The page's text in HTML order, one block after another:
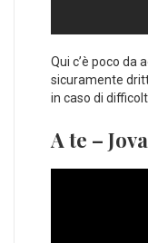
Qui c’è poco da
sicuramente
in caso di
A te –